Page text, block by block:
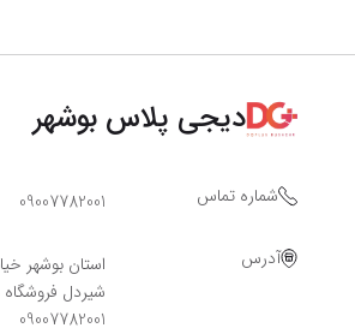
دیجی پلاس بوشهر
شماره تماس 09007782001
آدرس
استان بوشهر
شیردل
09007782001